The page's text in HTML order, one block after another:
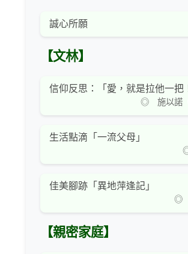
誠心所願
【文林】
信仰反思：「愛，就是拉他一把
◎ 施以諾（
生活點滴「一流父母」
◎
佳美腳跡「異地萍逢記」
◎
【親密家庭】